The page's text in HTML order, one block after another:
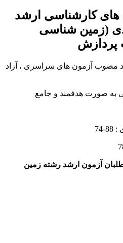
کارشناسی ارشد
(زمین شناسی
پردازش
مصوب آزمون های سراسری ، آزاد
آزمون ارشد رشته زمین